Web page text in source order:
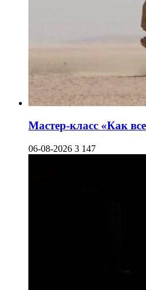
Мастер-класс «Как
06-08-2026 3 147